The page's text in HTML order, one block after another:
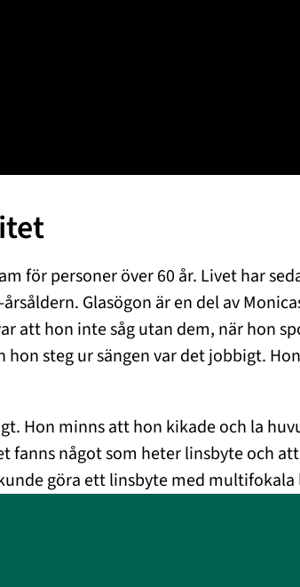
för personer över 60 år. Livet har
Glasögon är en del av
hon inte såg utan dem, när hon
steg ur sängen var det jobbigt.
Hon minns att hon kikade och la
något som heter linsbyte och
göra ett linsbyte med